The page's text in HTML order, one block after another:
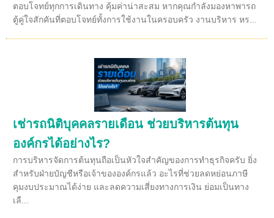
ตอบโจทย์ทุกการเดินทาง คุ้มค่าน่าสะสม หากคุณกำลังมองหาพารถ
ตู้คู่ใจสักคันที่ตอบโจทย์ทั้งการใช้งานในครอบครัว งานบริหาร หร...
เช่ารถนิติบุคคลรายเดือน ช่วยบริหารต้นทุน
องค์กรได้อย่างไร?
การบริหารจัดการต้นทุนถือเป็นหัวใจสำคัญของการทำธุรกิจครับ ยิ่ง
สำหรับฝ่ายบัญชีหรือเจ้าขององค์กรแล้ว อะไรที่ช่วยลดหย่อนภาษี
คุมงบประมาณได้ง่าย และลดความเสี่ยงทางการเงิน ย่อมเป็นทาง
เลื...